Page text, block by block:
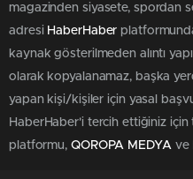
magazinden siyasete, spordan
adresi HaberHaber
kaynak gösterilmeden alıntı
olarak kopyalanamaz, başka
yapan kişi/kişiler için yasal
HaberHaber'i tercih ettiğiniz
platformu, QOROPA MEDYAve